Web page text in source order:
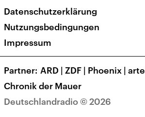
Veranstaltungen
Presse
Karriere
Transparenz
Deutschlandradio © 2026
Datenschutzerklärung
Nutzungsbedingungen
Impressum
Partner ARD | ZDF | Phoenix | arte
Chronik der Mauer